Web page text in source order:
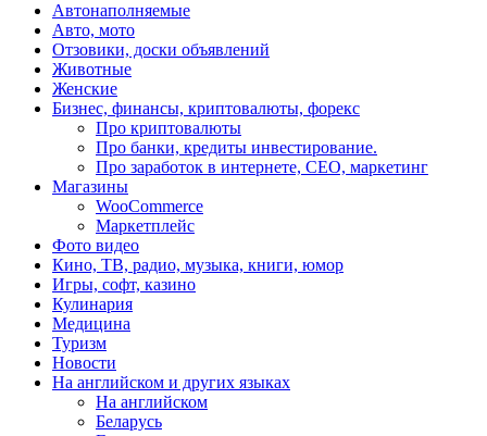
Автонаполняемые
Авто, мото
Отзовики, доски объявлений
Животные
Женские
Бизнес, финансы, криптовалюты, форекс
Про криптовалюты
Про банки, кредиты инвестирование.
Про заработок в интернете, СЕО, маркетинг
Магазины
WooCommerce
Маркетплейс
Фото видео
Кино, ТВ, радио, музыка, книги, юмор
Игры, софт, казино
Кулинария
Медицина
Туризм
Новости
На английском и других языках
На английском
Беларусь